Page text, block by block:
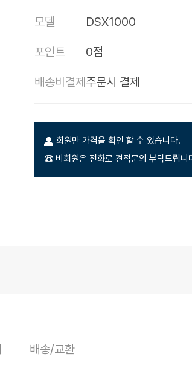
모델 DSX1000
포인트 0점
배송비결제 주문시 결제
회원만 가격을 확인 할 수 있습니다.
☎ 비회원은 전화로 견적문의 부탁드립니
배송/교환